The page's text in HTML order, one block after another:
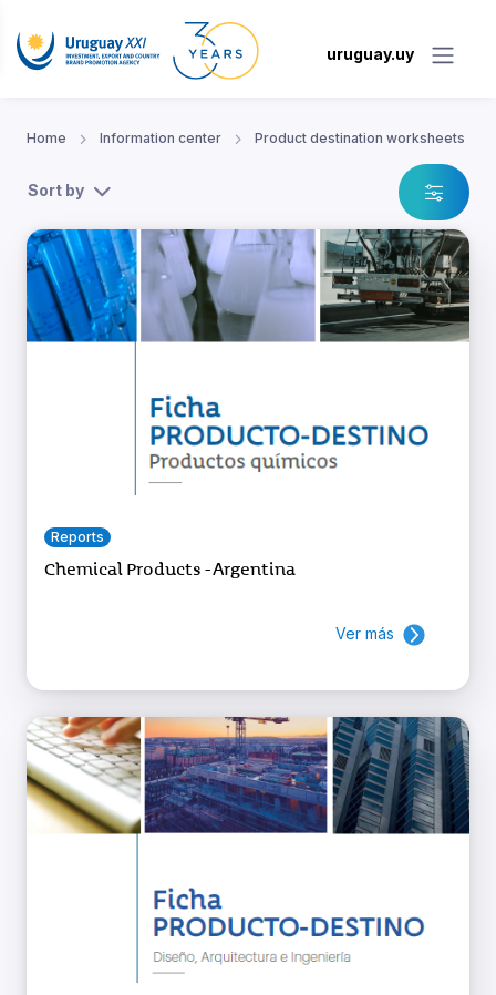
uruguay.uy
Home Information center Product destination worksheets
Sort by
Reports
Chemical Products - Argentina
Ver más